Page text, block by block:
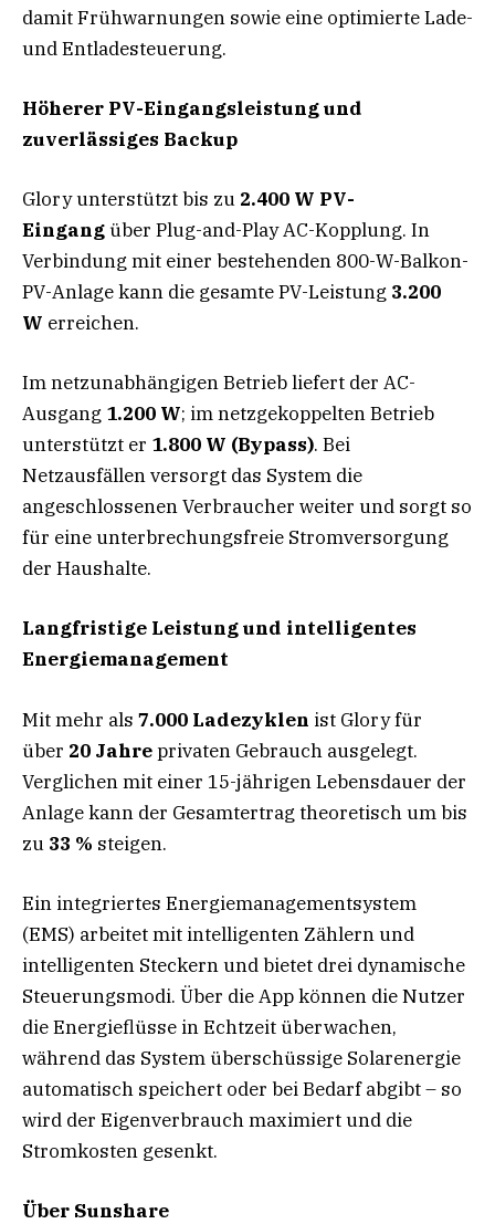
damit Frühwarnungen sowie eine optimierte Lade-
und Entladesteuerung.
Höherer PV-Eingangsleistung und
zuverlässiges Backup
Glory unterstützt bis zu 2.400 W PV-
Eingangüber Plug-and-Play AC-Kopplung. In
Verbindung mit einer bestehenden 800-W-Balkon-
PV-Anlage kann die gesamte PV-Leistung 3.200
W erreichen.
Im netzunabhängigen Betrieb liefert der AC-
Ausgang 1.200 W; im netzgekoppelten Betrieb
unterstützt er 1.800 W (Bypass). Bei
Netzausfällen versorgt das System die
angeschlossenen Verbraucher weiter und sorgt so
für eine unterbrechungsfreie Stromversorgung
der Haushalte.
Langfristige Leistung und intelligentes
Energiemanagement
Mit mehr als 7.000 Ladezyklen ist Glory für
über 20 Jahreprivaten Gebrauch ausgelegt.
Verglichen mit einer 15-jährigen Lebensdauer der
Anlage kann der Gesamtertrag theoretisch um bis
zu 33 % steigen.
Ein integriertes Energiemanagementsystem
(EMS) arbeitet mit intelligenten Zählern und
intelligenten Steckern und bietet drei dynamische
Steuerungsmodi. Über die App können die Nutzer
die Energieflüsse in Echtzeit überwachen,
während das System überschüssige Solarenergie
automatisch speichert oder bei Bedarf abgibt – so
wird der Eigenverbrauch maximiert und die
Stromkosten gesenkt.
Über Sunshare